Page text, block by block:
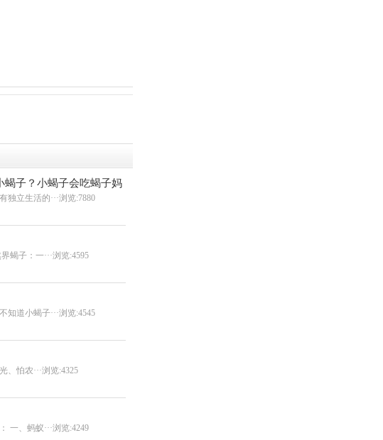
蝎子？小蝎子会吃蝎子妈
独立生活的···浏览:7880
蝎子：一···浏览:4595
知道小蝎子···浏览:4545
、怕农···浏览:4325
一、蚂蚁···浏览:4249